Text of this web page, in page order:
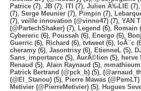
Patrice (7), JB (7), ITI (7), Julien Ã‰LIE (7),
(7), Serge Meunier (7), Pimpin (7),
(7), veille innovation (@vinno47) (7), YAN
(@PartechShaker) (7), Legend (6), Romain
Cybereric (6), Poussah (6), Energo (6),
Guerric (6), Richard (6), tvtweet (6), loÃ¯c
cheramy (6), Jasontrisy (6), EtienneL (5),
Sans_importance (5), AurÃ©lien (5), herve
Renaud (5), Alain Raynaud (5), mmathieum
Patrick Bertrand (@pck_b) (5),
(@El_Stanou) (5), Pierre Mawas (@PemLT)
Metivier (@PierreMetivier) (5), Hugues